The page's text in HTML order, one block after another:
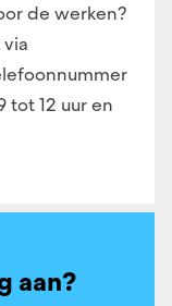
de werken?
tot 12 uur en
aan?